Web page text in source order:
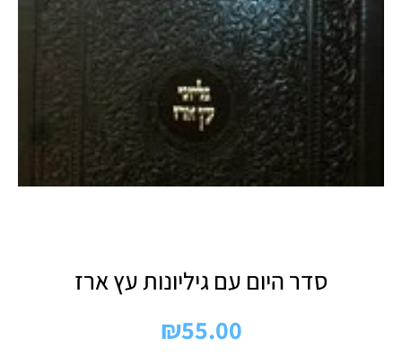
סדר היום עם גיליונות עץ ארז
₪55.00